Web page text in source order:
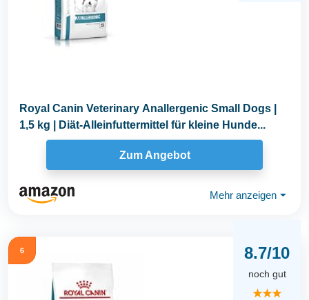
Royal Canin Veterinary Anallergenic Small Dogs |
1,5 kg | Diät-Alleinfuttermittel für kleine Hunde...
Zum Angebot
Mehr anzeigen ⏷
6 8.7/10
noch gut
★★★